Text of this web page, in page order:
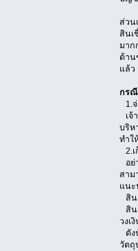
ส่วน
สินเ
มาก
ด้าน
แล้ว
กรณี
1.
เจ้
บริห
ทำใ
2.
อย่
สาม
แนะ
สิน
สิน
วงเ
ดัง
วัตถุ